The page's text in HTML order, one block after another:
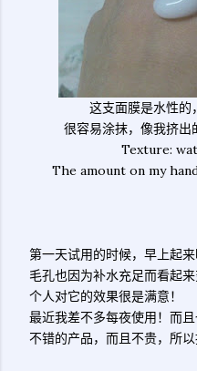
这支面膜是水性的
很容易涂抹，像我挤出
Texture:
The amount on my
第一天试用的时候，早上起
毛孔也因为补水充足而看起来
个人对它的效果很是满意！
最近我差不多每夜使用！而
不错的产品，而且不贵，所